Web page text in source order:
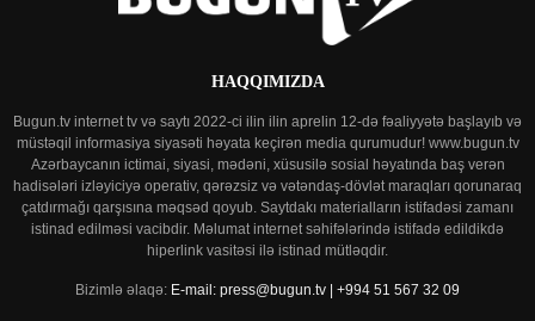
HAQQIMIZDA
Bugun.tv internet tv və saytı 2022-ci ilin ilin aprelin 12-də fəaliyyətə başlayıb və
müstəqil informasiya siyasəti həyata keçirən media qurumudur! www.bugun.tv
Azərbaycanın ictimai, siyasi, mədəni, xüsusilə sosial həyatında baş verən
hadisələri izləyiciyə operativ, qərəzsiz və vətəndaş-dövlət maraqları qorunaraq
çatdırmağı qarşısına məqsəd qoyub. Saytdakı materialların istifadəsi zamanı
istinad edilməsi vacibdir. Məlumat internet səhifələrində istifadə edildikdə
hiperlink vasitəsi ilə istinad mütləqdir.
Bizimlə əlaqə: E-mail: press@bugun.tv | +994 51 567 32 09